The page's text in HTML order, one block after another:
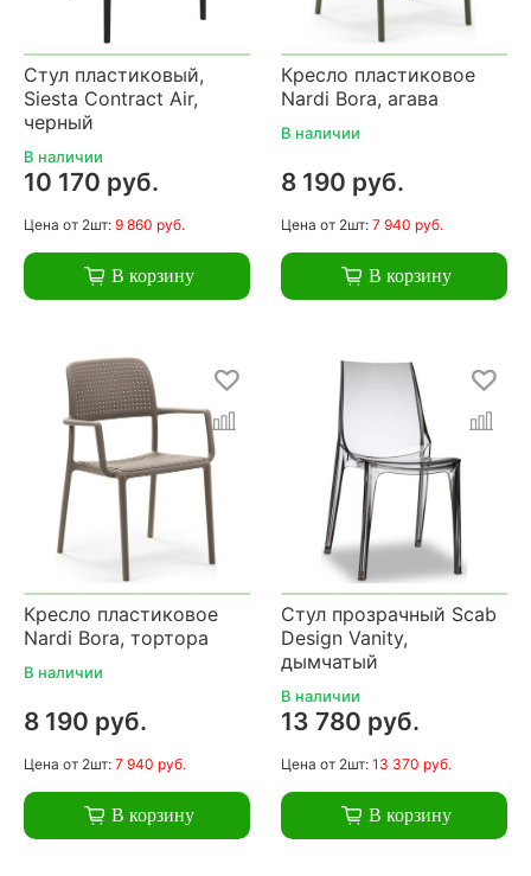
Стул пластиковый,
Siesta Contract Air,
черный
В наличии
10 170 руб.
Цена от 2шт: 9 860 руб.
В корзину
Кресло пластиковое
Nardi Bora, агава
В наличии
8 190 руб.
Цена от 2шт: 7 940 руб.
В корзину
Кресло пластиковое
Nardi Bora, тортора
В наличии
8 190 руб.
Цена от 2шт: 7 940 руб.
В корзину
Стул прозрачный Scab
Design Vanity,
дымчатый
В наличии
13 780 руб.
Цена от 2шт: 13 370 руб.
В корзину